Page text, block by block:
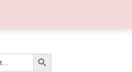
SEARCH BUTTON